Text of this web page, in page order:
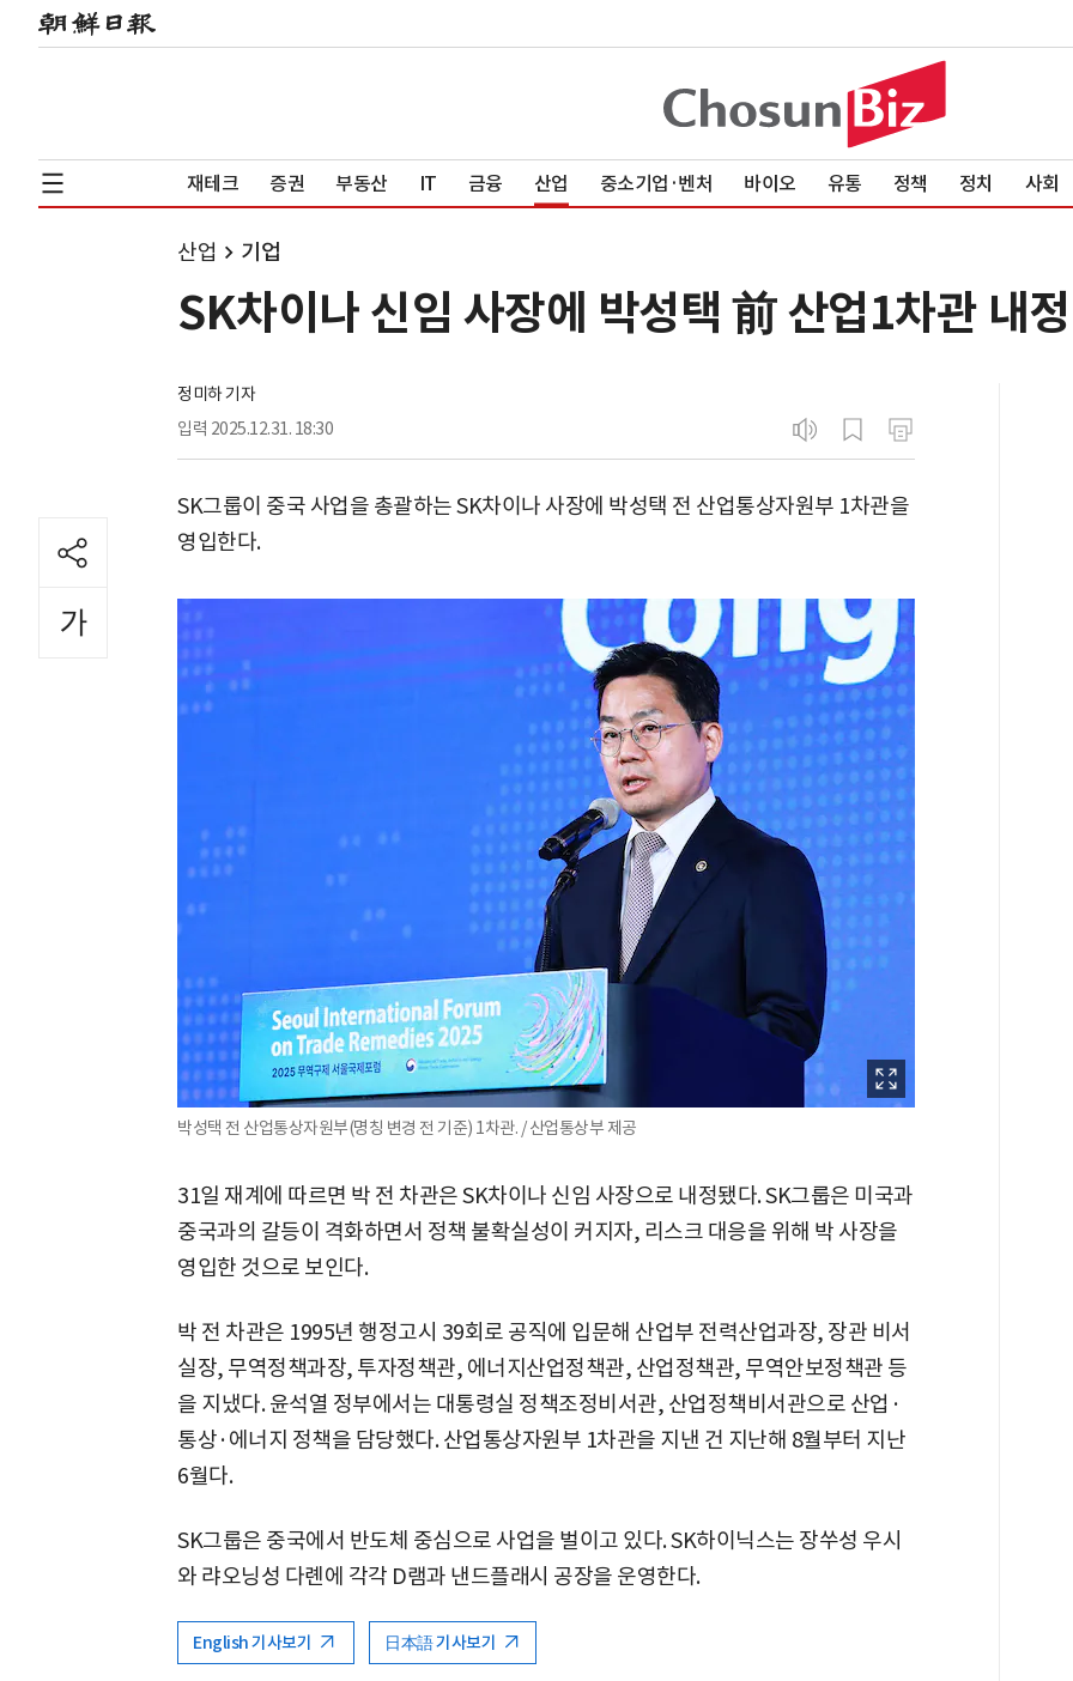
재테크 증권 부동산 IT 금융 산업 중소기업·벤처 바이오 유통 정책 정치 사회
산업 기업
SK차이나 신임 사장에 박성택 前 산업1차관 내정
정미하 기자
입력 2025.12.31. 18:30
SK그룹이 중국 사업을 총괄하는 SK차이나 사장에 박성택 전 산업통상자원부 1차관을
영입한다.
박성택 전 산업통상자원부(명칭 변경 전 기준) 1차관. / 산업통상부 제공
31일 재계에 따르면 박 전 차관은 SK차이나 신임 사장으로 내정됐다. SK그룹은 미국과
중국과의 갈등이 격화하면서 정책 불확실성이 커지자, 리스크 대응을 위해 박 사장을
영입한 것으로 보인다.
박 전 차관은 1995년 행정고시 39회로 공직에 입문해 산업부 전력산업과장, 장관 비서
실장, 무역정책과장, 투자정책관, 에너지산업정책관, 산업정책관, 무역안보정책관 등
을 지냈다. 윤석열 정부에서는 대통령실 정책조정비서관, 산업정책비서관으로 산업·
통상·에너지 정책을 담당했다. 산업통상자원부 1차관을 지낸 건 지난해 8월부터 지난
6월다.
SK그룹은 중국에서 반도체 중심으로 사업을 벌이고 있다. SK하이닉스는 장쑤성 우시
와 랴오닝성 다롄에 각각 D램과 낸드플래시 공장을 운영한다.
English 기사보기 日本語 기사보기